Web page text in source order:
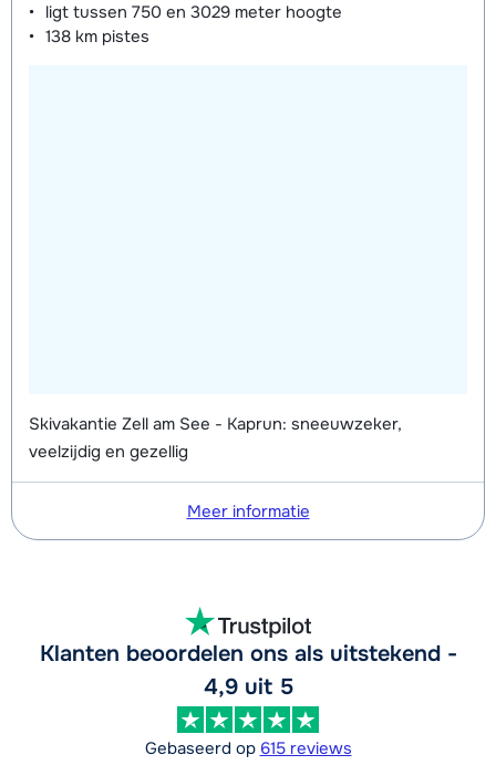
ligt tussen 750 en 3029 meter hoogte
138 km pistes
Skivakantie Zell am See - Kaprun: sneeuwzeker,
veelzijdig en gezellig
Meer informatie
Klanten beoordelen ons als uitstekend -
4,9 uit 5
Gebaseerd op 615 reviews